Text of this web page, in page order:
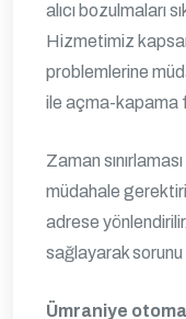
alıcı bozulmaları
Hizmetimiz
problemlerine
ile açma-kapama
Zaman
müdahale
adrese
sağlayarak sorunu
Ümraniye